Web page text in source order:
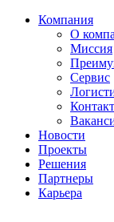
Компания
О
Миссия
Сервис
Новости
Проекты
Решения
Партнеры
Карьера